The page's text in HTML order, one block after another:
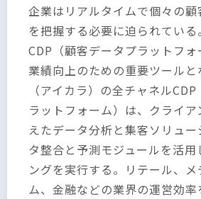
企業はリアルタイムで個々の
を把握する必要に迫られている
CDP（顧客データプラットフォ
業績向上のための重要ツール
（アイカラ）の全チャネル
ラットフォーム）は、クライ
えたデータ分析と集客ソリュ
タ整合と予測モジュールを活用
ングを実行する。リテール、メ
ム、金融などの業界の運営効